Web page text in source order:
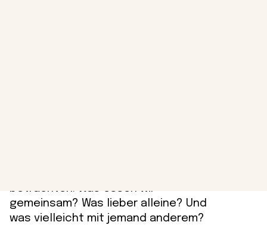
betrachten: Was essen wir
gemeinsam? Was lieber alleine? Und
was vielleicht mit jemand anderem?